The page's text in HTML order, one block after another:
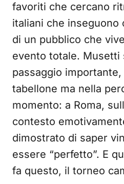
favoriti che cercano
italiani che inseguono
di un pubblico che
evento totale. Musetti
passaggio
tabellone ma nella
momento: a Roma,
contesto
dimostrato di saper
essere “perfetto”. E
fa questo, il torneo